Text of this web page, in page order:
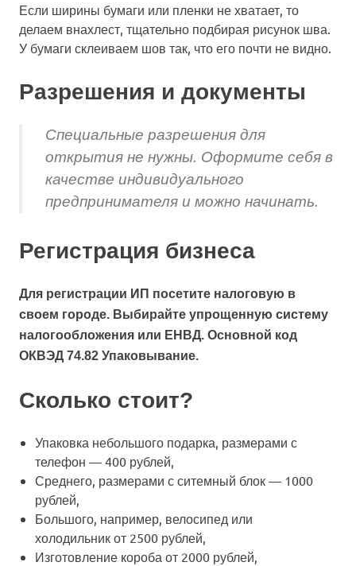
Если ширины бумаги или пленки не хватает, то
делаем внахлест, тщательно подбирая рисунок шва.
У бумаги склеиваем шов так, что его почти не видно.
Разрешения и документы
Специальные разрешения для
открытия не нужны. Оформите себя в
качестве индивидуального
предпринимателя и можно начинать.
Регистрация бизнеса
Для регистрации ИП посетите налоговую в
своем городе. Выбирайте упрощенную систему
налогообложения или ЕНВД. Основной код
ОКВЭД 74.82 Упаковывание.
Сколько стоит?
Упаковка небольшого подарка, размерами с
телефон — 400 рублей,
Среднего, размерами с ситемный блок — 1000
рублей,
Большого, например, велосипед или
холодильник от 2500 рублей,
Изготовление короба от 2000 рублей,